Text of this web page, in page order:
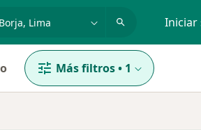
Iniciar
Más filtros• 1